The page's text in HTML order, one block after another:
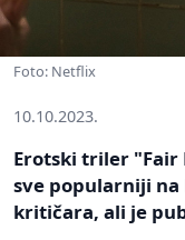
Foto: Netflix
10.10.2023.
Erotski triler "Fair
sve popularniji
kritičara, ali je